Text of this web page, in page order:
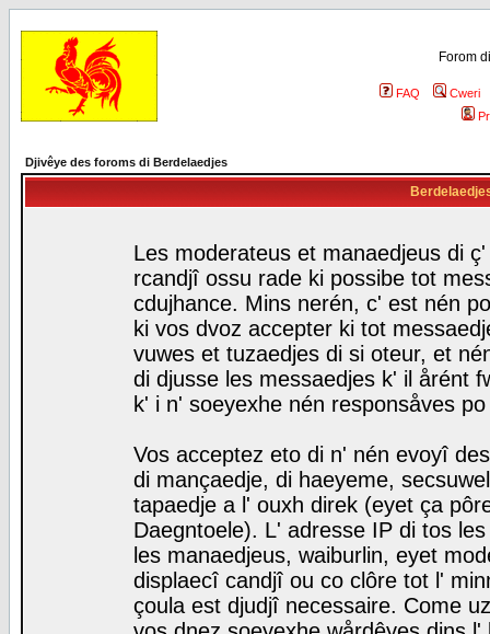
Forom
FAQ
Cweri
Djivêye des foroms di Berdelaedjes
Les moderateus et manaedjeus di
rcandjî ossu rade ki possibe tot
cdujhance. Mins nerén, c' est nén
ki vos dvoz accepter ki tot
vuwes et tuzaedjes di si oteur, et
di djusse les messaedjes k' il årént
k' i n' soeyexhe nén responsåves
Vos acceptez eto di n' nén evoyî
di mançaedje, di haeyeme,
tapaedje a l' ouxh direk (eyet ça
Daegntoele). L' adresse IP di tos
les manaedjeus, waiburlin, eyet
displaecî candjî ou co clôre tot l'
çoula est djudjî necessaire. Come